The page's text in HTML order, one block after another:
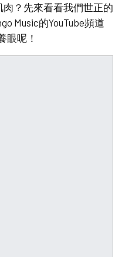
肉？先來看看我們世正的
Music的YouTube頻道
眼呢！